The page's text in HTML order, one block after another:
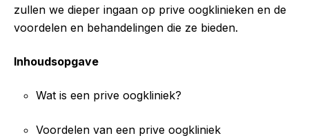
zullen we dieper ingaan op prive oogklinieken en de
voordelen en behandelingen die ze bieden.
Inhoudsopgave
Wat is een prive oogkliniek?
Voordelen van een prive oogkliniek